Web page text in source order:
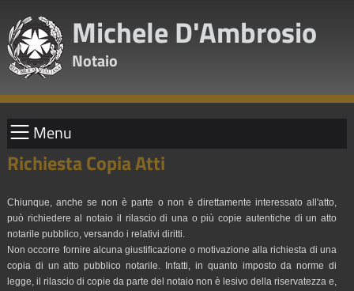
Michele D'Ambrosio
Notaio
Menu
Richiesta Copia Atti
Chiunque, anche se non è parte o non è direttamente interessato all'atto,
può richiedere al notaio il rilascio di una o più copie autentiche di un atto
notarile pubblico, versando i relativi diritti.
Non occorre fornire alcuna giustificazione o motivazione alla richiesta di una
copia di un atto pubblico notarile. Infatti, in quanto imposto da norme di
legge, il rilascio di copie da parte del notaio non è lesivo della riservatezza e,